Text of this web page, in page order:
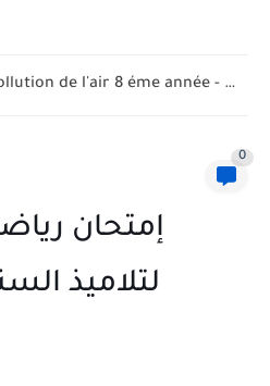
la pollution de l'air 8 éme année - تلوث الهواء...
0
إمتحان
لتلاميذ